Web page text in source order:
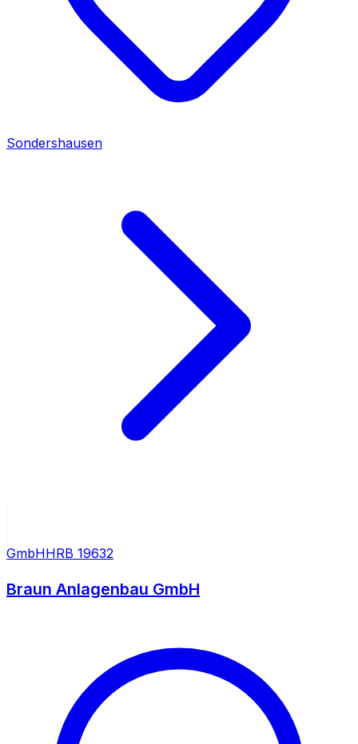
Sondershausen
GmbHHRB 19632
Braun Anlagenbau GmbH